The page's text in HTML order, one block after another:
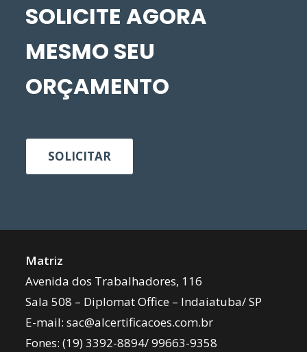
SOLICITE AGORA
MESMO SEU
ORÇAMENTO
SOLICITAR
Matriz
Avenida dos Trabalhadores, 116
Sala 508 – Diplomat Office – Indaiatuba/ SP
E-mail:sac@alcertificacoes.com.br
Fones:(19) 3392-8894/99663-9358